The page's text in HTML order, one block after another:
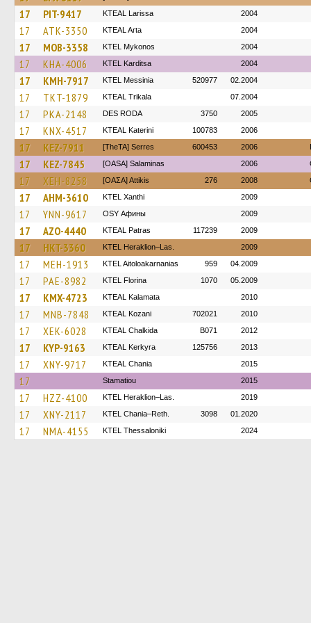
17 PIT-9417 KTEAL Larissa 2004
17 ATK-3350 KTEAL Arta 2004
17 MOB-3358 KTEL Mykonos 2004
17 KHA-4006 ΚΤΕL Karditsa 2004
17 KMH-7917 KTEL Messinia 520977 02.2004
17 TKT-1879 KTEAL Trikala 07.2004
17 PKA-2148 DES RODA 3750 2005
17 KNX-4517 KTEAL Katerini 100783 2006
17 KEZ-7911 [TheTA] Serres 600453 2006
17 KEZ-7845 [OASA] Salaminas 2006
17 XEH-8258 [ΟΑΣΑ] Αttikis 276 2008
17 AHM-3610 KTEL Xanthi 2009
17 YNN-9617 OSY Афины 2009
17 AZO-4440 KTEAL Patras 117239 2009
17 HKT-3360 KTEL Heraklion–Las. 2009
17 MEH-1913 KTEL Aitoloakarnanias 959 04.2009
17 PAE-8982 KTEL Florina 1070 05.2009
17 KMX-4723 KTEAL Kalamata 2010
17 MNB-7848 KTEAL Kozani 702021 2010
17 XEK-6028 KTEAL Chalkida B071 2012
17 KYP-9163 KTEAL Kerkyra 125756 2013
17 XNY-9717 KTEAL Chania 2015
17 Stamatiou 2015
17 HZZ-4100 KTEL Heraklion–Las. 2019
17 XNY-2117 KTEL Chania–Reth. 3098 01.2020
17 NMA-4155 KTEL Thessaloniki 2024